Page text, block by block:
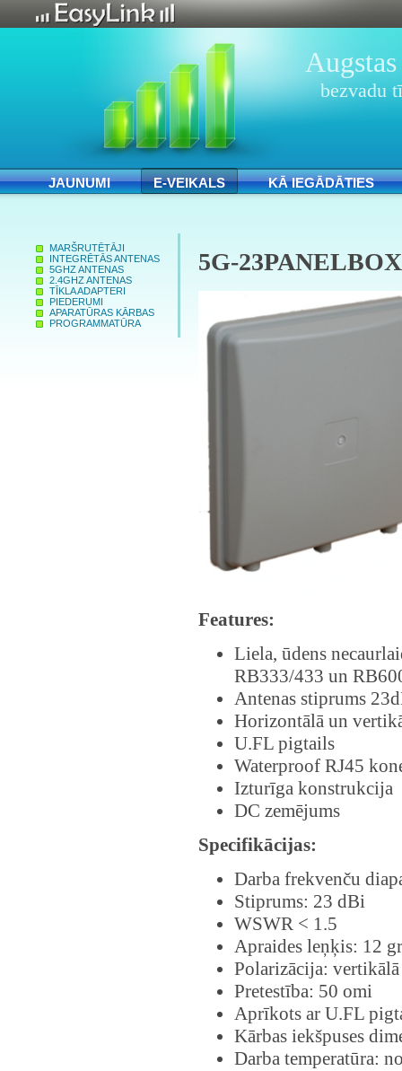
bezvadu
JAUNUMI E-VEIKALS KĀ IEGĀDĀTIES
MARŠRUTĒTĀJI
INTEGRĒTĀS ANTENAS
5GHZ ANTENAS
2.4GHZ ANTENAS
TĪKLA ADAPTERI
PIEDERUMI
APARATŪRAS KĀRBAS
PROGRAMMATŪRA
5G-23PANELBOX
Features:
Liela, ūdens
RB333/433 un
Antenas stiprums
Horizontālā un
U.FL pigtails
Waterproof RJ45
Izturīga konstrukcija
DC zemējums
Specifikācijas:
Darba frekvenču
Stiprums: 23 dBi
WSWR < 1.5
Apraides leņķis: 12
Polarizācija:
Pretestība: 50 omi
Aprīkots ar U.FL
Kārbas iekšpuses
Darba temperatūra: